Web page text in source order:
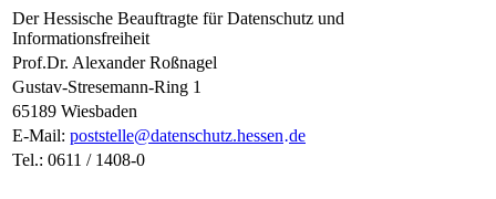
Der Hessische Beauftragte für Datenschutz und
Informationsfreiheit
Prof.Dr. Alexander Roßnagel
Gustav-Stresemann-Ring 1
65189 Wiesbaden
E-Mail: poststelle@datenschutz.hessen·de
Tel.: 0611 / 1408-0